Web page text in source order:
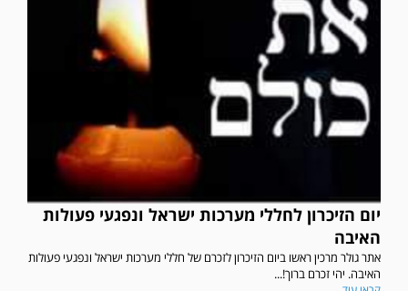
יום הזיכרון לחללי מערכות ישראל ונפגעי פעולות
האיבה
אתר גולר מרכין ראשו ביום הזיכרון לזכרם של חללי מערכות ישראל ונפגעי פעולות
האיבה. יהי זכרם ברוך!...